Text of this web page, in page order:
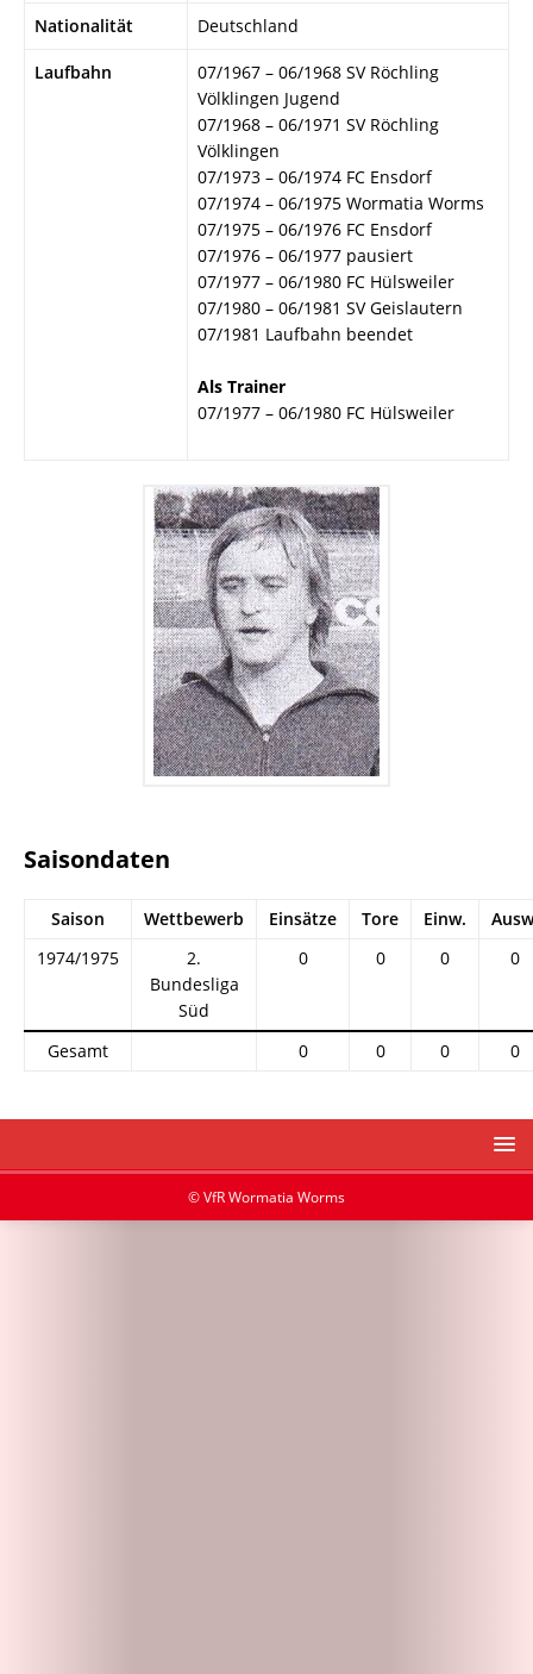
Nationalität Deutschland
Laufbahn
07/1967 – 06/1968 SV Röchling
Völklingen Jugend
07/1968 – 06/1971 SV Röchling
Völklingen
07/1973 – 06/1974 FC Ensdorf
07/1974 – 06/1975 Wormatia Worms
07/1975 – 06/1976 FC Ensdorf
07/1976 – 06/1977 pausiert
07/1977 – 06/1980 FC Hülsweiler
07/1980 – 06/1981 SV Geislautern
07/1981 Laufbahn beendet
Als Trainer
07/1977 – 06/1980 FC Hülsweiler
Saisondaten
Saison Wettbewerb Einsätze Tore Einw.
1974/1975
2.
Bundesliga
Süd
0 0 0 0
Gesamt 0 0 0 0
© VfR Wormatia Worms